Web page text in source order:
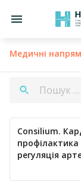
Медичні
Consilium.
регуляція